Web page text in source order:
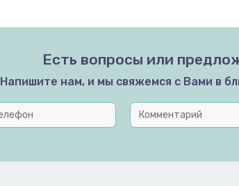
Есть вопросы или
Напишите нам, и мы свяжемся с Вами в